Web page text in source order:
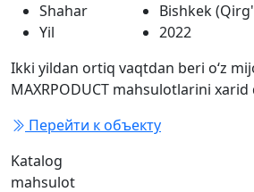
Shahar
Yil
Bishkek
2022
Ikki yildan ortiq vaqtdan beri o‘z
MAXRPODUCT mahsulotlarini xarid
Перейти к объекту
Katalog
mahsulot